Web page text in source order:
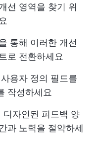
선 영역을 찾기 위
통해 이러한 개선
로 전환하세요
용자 정의 필드를
작성하세요
디자인된 피드백 양
과 노력을 절약하세